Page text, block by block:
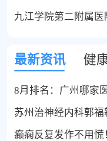
九江学院第二附属医
最新资讯 健